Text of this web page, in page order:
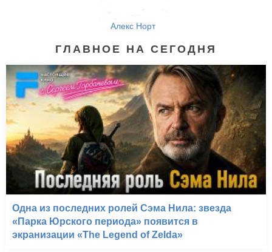
Алекс Норт
ГЛАВНОЕ НА СЕГОДНЯ
Одна из последних ролей Сэма Нила: звезда
«Парка Юрского периода» появится в
экранизации «The Legend of Zelda»